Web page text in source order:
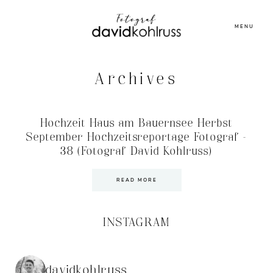
MENU
Archives
Hochzeit Haus am Bauernsee Herbst
September Hochzeitsreportage Fotograf –
38 (Fotograf David Kohlruss)
READ MORE
INSTAGRAM
davidkohlruss